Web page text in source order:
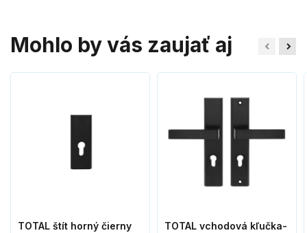
Mohlo by vás zaujať aj
TOTAL štít horný čierny
TOTAL vchodová kľučka-